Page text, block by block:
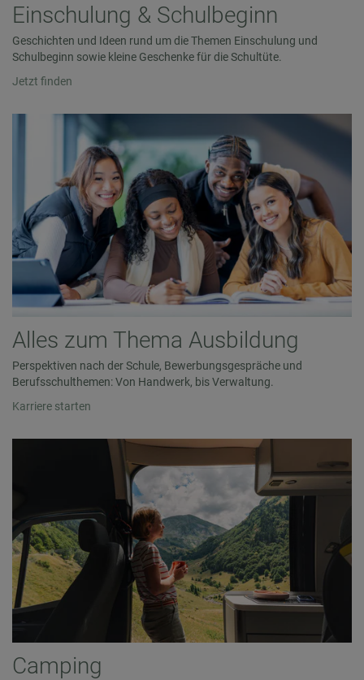
Einschulung & Schulbeginn
Geschichten und Ideen rund um die Themen Einschulung und
Schulbeginn sowie kleine Geschenke für die Schultüte.
Jetzt finden
Alles zum Thema Ausbildung
Perspektiven nach der Schule, Bewerbungsgespräche und
Berufsschulthemen: Von Handwerk, bis Verwaltung.
Karriere starten
Camping